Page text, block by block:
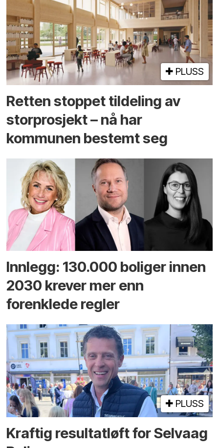
PLUSS
Retten stoppet tildeling av
storprosjekt – nå har
kommunen bestemt seg
Innlegg: 130.000 boliger innen
2030 krever mer enn
forenklede regler
PLUSS
Kraftig resultatløft for Selvaag